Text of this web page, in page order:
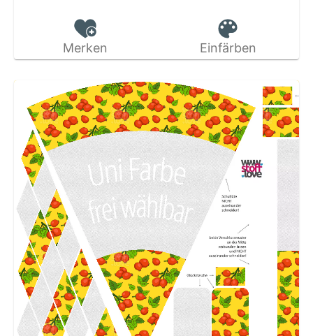
Merken Einfärben